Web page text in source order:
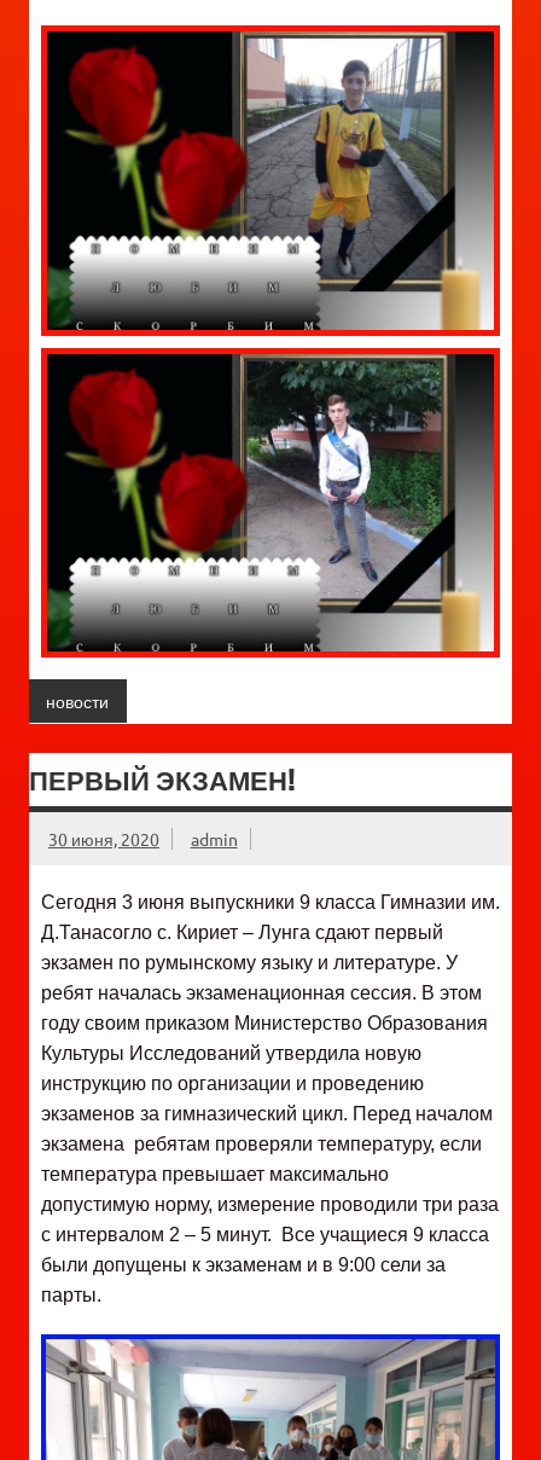
новости
ПЕРВЫЙ ЭКЗАМЕН!
30 июня, 2020 admin
Сегодня 3 июня выпускники 9 класса Гимназии им.
Д.Танасогло с. Кириет – Лунга сдают первый
экзамен по румынскому языку и литературе. У
ребят началась экзаменационная сессия. В этом
году своим приказом Министерство Образования
Культуры Исследований утвердила новую
инструкцию по организации и проведению
экзаменов за гимназический цикл. Перед началом
экзамена ребятам проверяли температуру, если
температура превышает максимально
допустимую норму, измерение проводили три раза
с интервалом 2 – 5 минут. Все учащиеся 9 класса
были допущены к экзаменам и в 9:00 сели за
парты.